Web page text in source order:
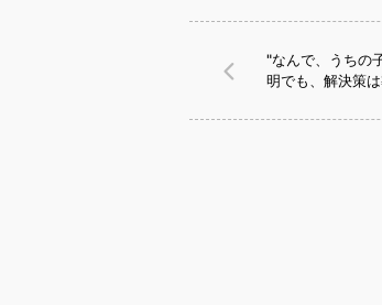
"なんで、うちの
明でも、解決策